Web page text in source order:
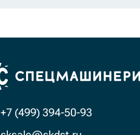
+7 (499) 394-50-93